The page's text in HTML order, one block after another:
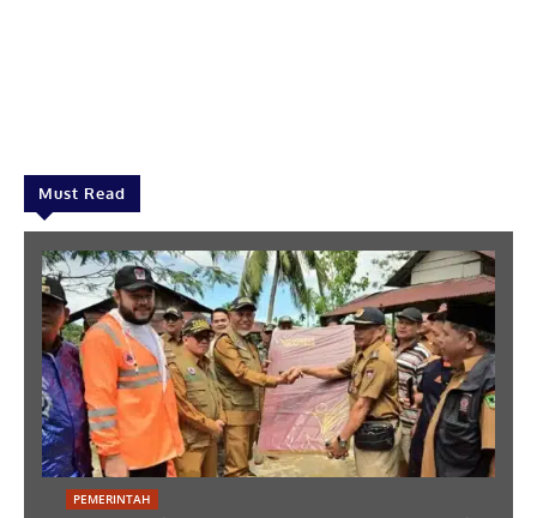
Must Read
PEMERINTAH